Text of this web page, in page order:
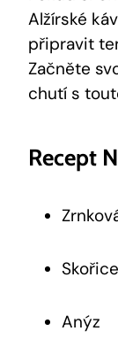
Alžírské
připravit
Začněte
chutí s
Recept
Skořice
Anýz